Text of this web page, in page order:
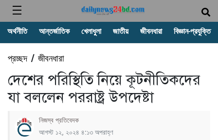
অর্থনীতি আন্তর্জাতিক খেলাধুলা জাতীয় জীবনধারা বিজ্ঞান-প্রযুক্তি
প্রচ্ছদ/ জীবনধারা
দেশের পরিস্থিতি নিয়ে কূটনীতিকদের
যা বললেন পররাষ্ট্র উপদেষ্টা
নিজস্ব প্রতিবেদক
আগস্ট ১২, ২০২৪ ৪:১৩ অপরাহ্ণ